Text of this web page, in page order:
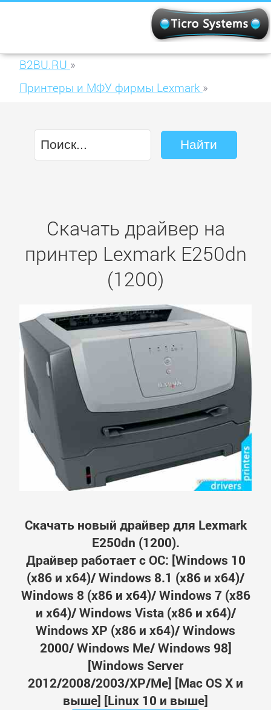
B2BU.RU »
Принтеры и МФУ фирмы Lexmark »
Скачать драйвер на
принтер Lexmark E250dn
(1200)
Скачать новый драйвер для Lexmark
E250dn (1200).
Драйвер работает с ОС: [Windows 10
(x86 и x64)/ Windows 8.1 (x86 и x64)/
Windows 8 (x86 и x64)/ Windows 7 (x86
и x64)/ Windows Vista (x86 и x64)/
Windows XP (x86 и x64)/ Windows
2000/ Windows Me/ Windows 98]
[Windows Server
2012/2008/2003/XP/Me] [Mac OS X и
выше] [Linux 10 и выше]